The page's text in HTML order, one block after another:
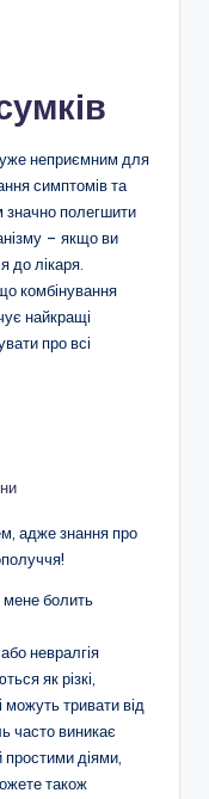
неприємним для
симптомів та
значно полегшити
– якщо ви
до лікаря.
комбінування
найкращі
про всі
адже знання про
болить
невралгія
як різкі,
можуть тривати від
часто виникає
простими діями,
також